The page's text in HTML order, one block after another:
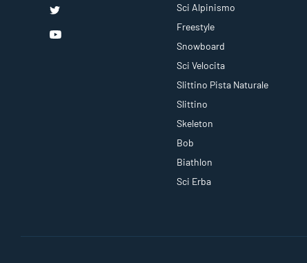
Sci Alpinismo
Freestyle
Snowboard
Sci Velocita
Slittino Pista Naturale
Slittino
Skeleton
Bob
Biathlon
Sci Erba